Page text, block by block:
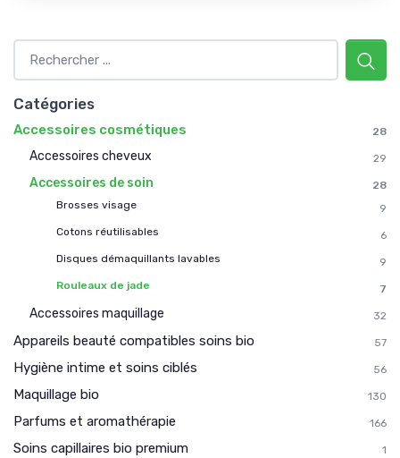
Catégories
Accessoires cosmétiques 28
Accessoires cheveux 29
Accessoires de soin
28
Brosses visage
9
Cotons réutilisables
6
Disques démaquillants lavables
9
Rouleaux de jade
7
Accessoires maquillage 32
Appareils beauté compatibles soins bio 57
Hygiène intime et soins ciblés 56
Maquillage bio 130
Parfums et aromathérapie 166
Soins capillaires bio premium 1